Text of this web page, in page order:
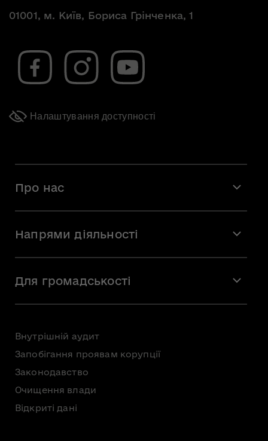
01001, м. Київ, Бориса Грінченка, 1
Налаштування доступності
Про нас
Команда
Вакансії
Напрями діяльності
Мистецька освіта
Для громадськості
Внутрішній аудит
Запобігання проявам корупції
Законодавство
Очищення влади
Відкриті дані